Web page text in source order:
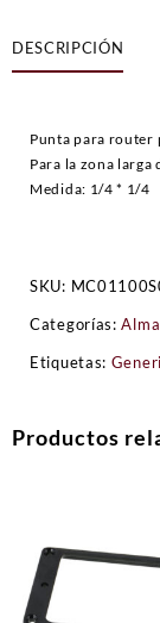
DESCRIPCIÓN
Punta para router
Para la zona larga
Medida: 1/4 * 1/4
SKU:
Categorías:
Etiquetas:
Productos